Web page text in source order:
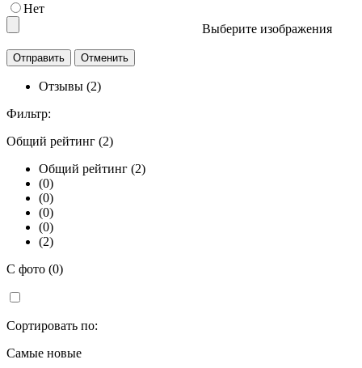
Нет
Выберите изображения
Отзывы (2)
Фильтр:
Общий рейтинг (2)
Общий рейтинг (2)
(0)
(0)
(0)
(0)
(2)
С фото (0)
Сортировать по:
Самые новые